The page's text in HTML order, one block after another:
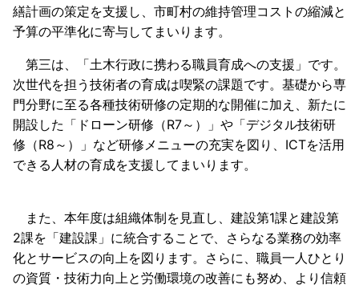
繕計画の策定を支援し、市町村の維持管理コストの縮減と
予算の平準化に寄与してまいります。
第三は、「土木行政に携わる職員育成への支援」です。
次世代を担う技術者の育成は喫緊の課題です。基礎から専
門分野に至る各種技術研修の定期的な開催に加え、新たに
開設した「ドローン研修（R7～）」や「デジタル技術研
修（R8～）」など研修メニューの充実を図り、ICTを活用
できる人材の育成を支援してまいります。
また、本年度は組織体制を見直し、建設第1課と建設第
2課を「建設課」に統合することで、さらなる業務の効率
化とサービスの向上を図ります。さらに、職員一人ひとり
の資質・技術力向上と労働環境の改善にも努め、より信頼